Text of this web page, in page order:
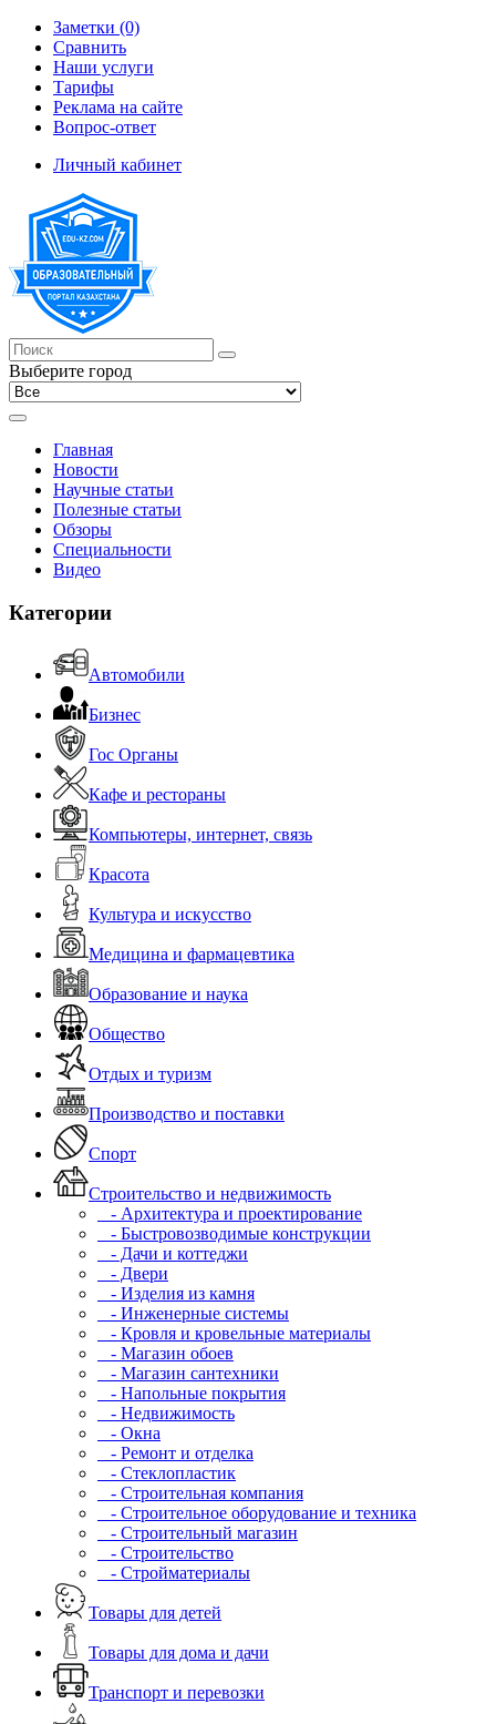
Заметки (0)
Сравнить
Наши услуги
Тарифы
Реклама на сайте
Вопрос-ответ
Личный кабинет
Выберите город
Главная
Новости
Научные статьи
Полезные статьи
Обзоры
Специальности
Видео
Категории
Автомобили
Бизнес
Гос Органы
Кафе и рестораны
Компьютеры, интернет, связь
Красота
Культура и искусство
Медицина и фармацевтика
Образование и наука
Общество
Отдых и туризм
Производство и поставки
Спорт
Строительство и недвижимость
- Архитектура и проектирование
- Быстровозводимые конструкции
- Дачи и коттеджи
- Двери
- Изделия из камня
- Инженерные системы
- Кровля и кровельные материалы
- Магазин обоев
- Магазин сантехники
- Напольные покрытия
- Недвижимость
- Окна
- Ремонт и отделка
- Стеклопластик
- Строительная компания
- Строительное оборудование и техника
- Строительный магазин
- Строительство
- Стройматериалы
Товары для детей
Товары для дома и дачи
Транспорт и перевозки